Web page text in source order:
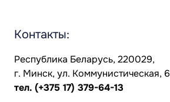
Контакты:
Республика Беларусь, 220029,
г. Минск, ул. Коммунистическая, 6
тел. (+375 17) 379-64-13